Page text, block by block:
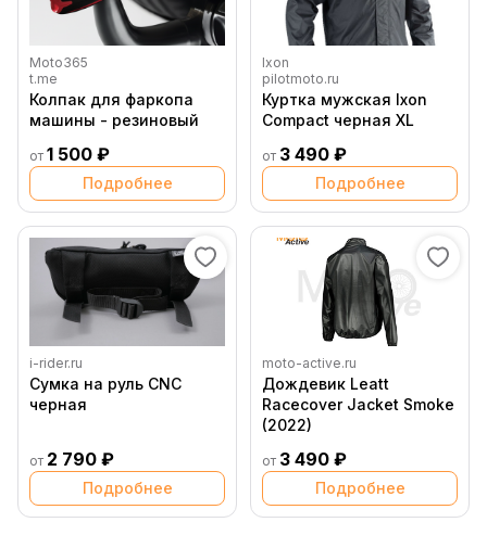
Moto365
t.me
Колпак для фаркопа
машины - резиновый
от 1 500 ₽
Подробнее
Ixon
pilotmoto.ru
Куртка мужская Ixon
Compact черная XL
от 3 490 ₽
Подробнее
i-rider.ru
Сумка на руль CNC
черная
от 2 790 ₽
Подробнее
moto-active.ru
Дождевик Leatt
Racecover Jacket Smoke
(2022)
от 3 490 ₽
Подробнее